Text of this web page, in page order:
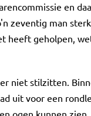
en
zeventig man
heeft geholpen,
niet stilzitten.
uit voor een
ogen kunnen